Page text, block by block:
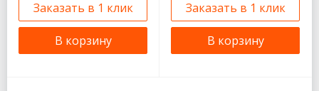
Заказать в 1 клик
В корзину
Заказать в 1 клик
В корзину